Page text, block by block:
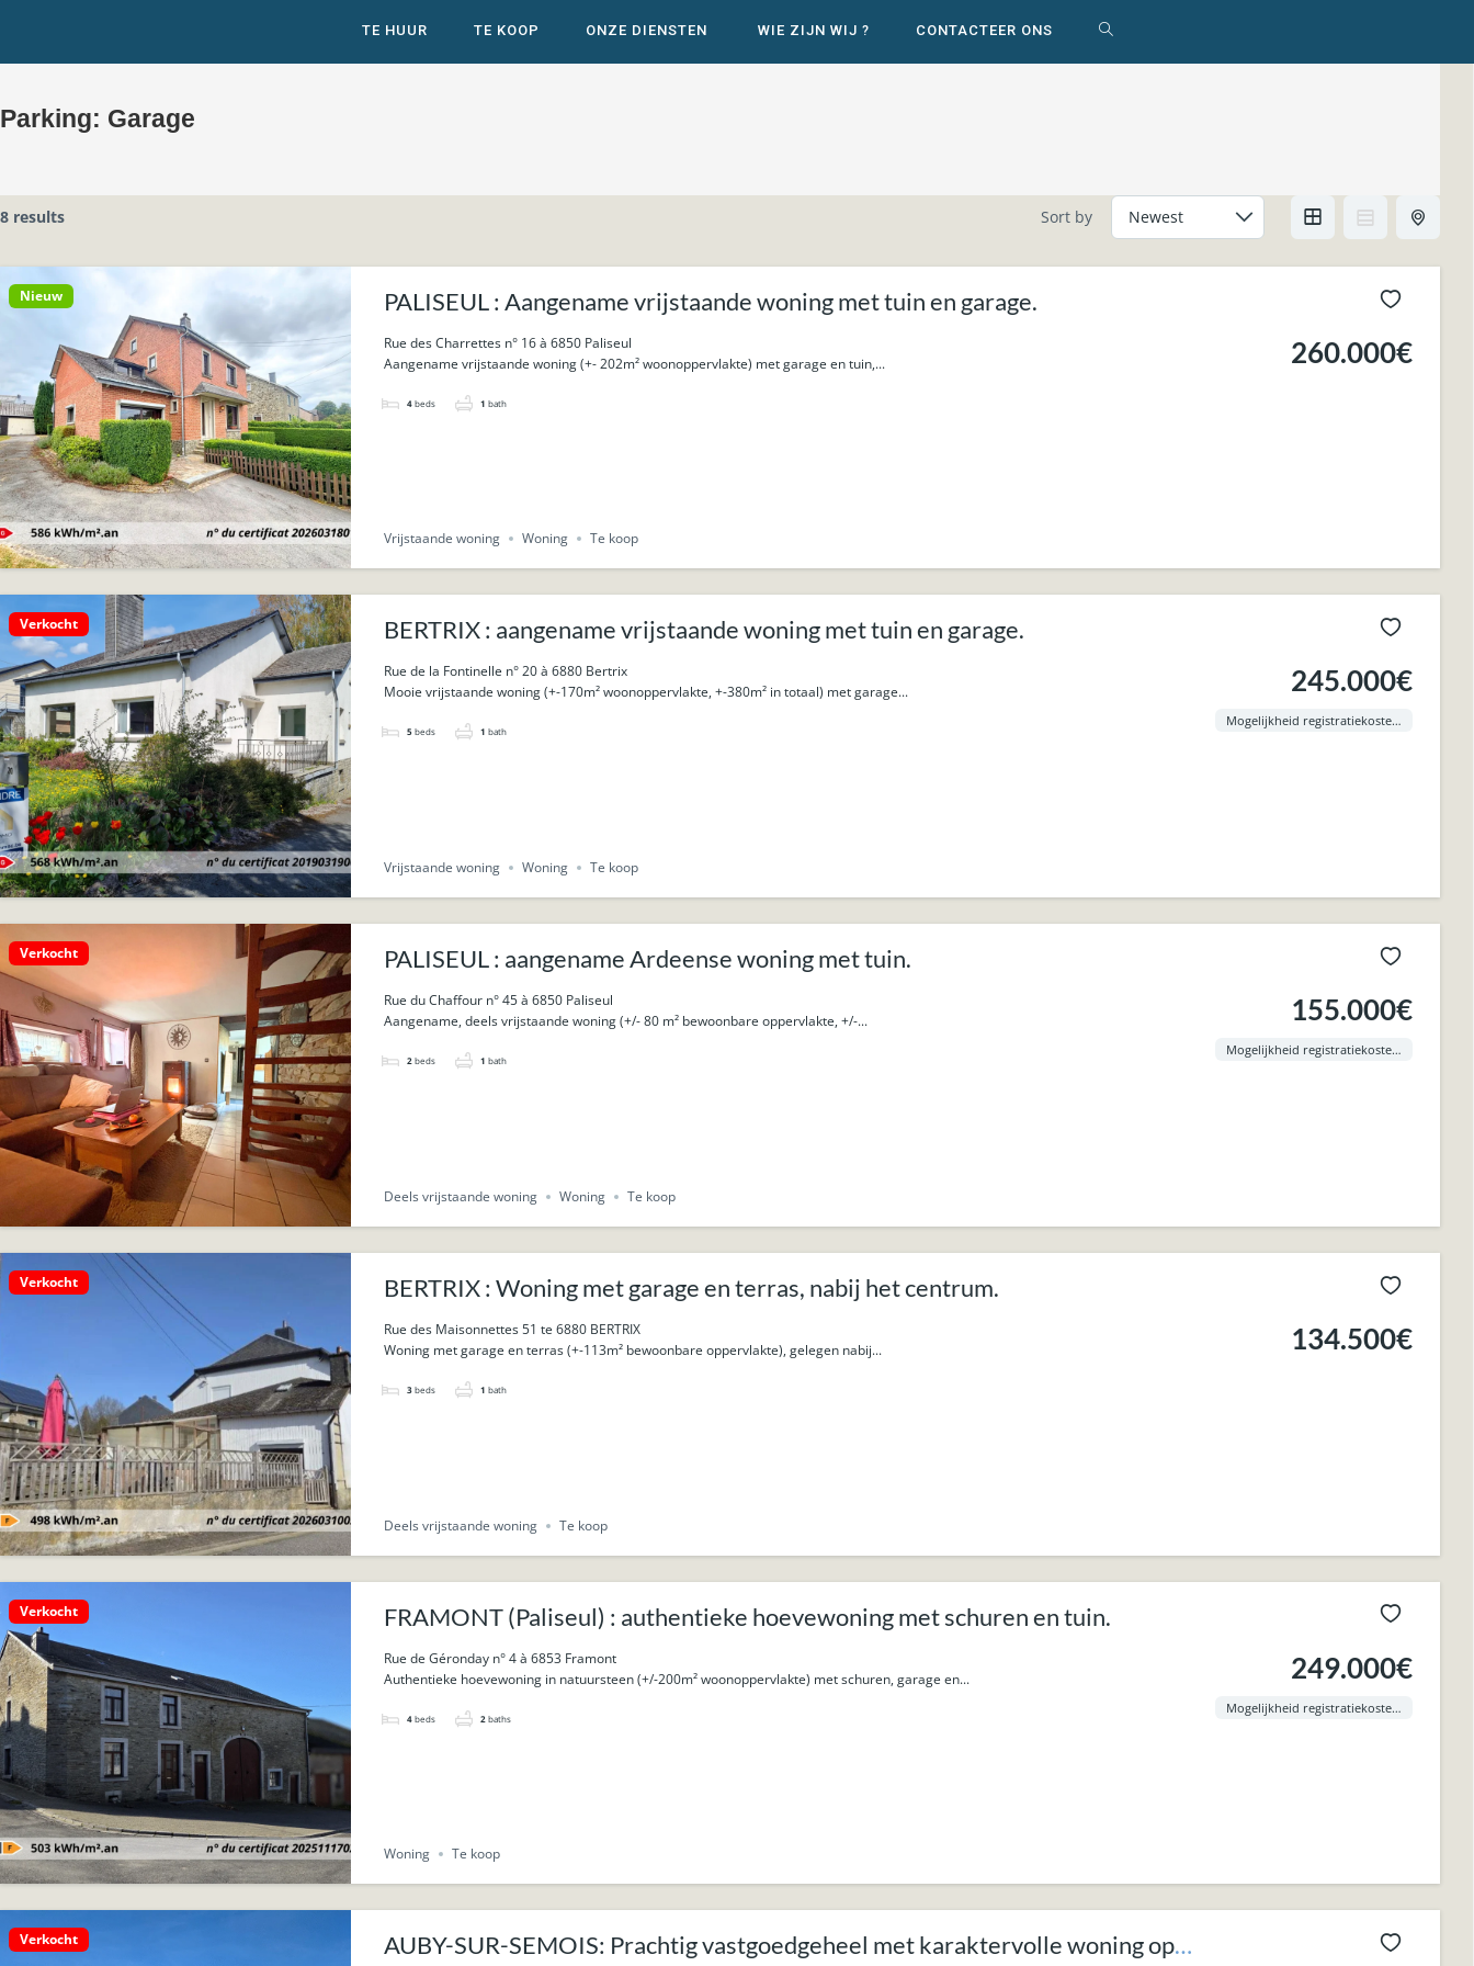
TE HUUR TE KOOP ONZE DIENSTEN WIE ZIJN WIJ ? CONTACTEER ONS WEBSITE
Parking: Garage
8 results Sort by
Nieuw PALISEUL : Aangename vrijstaande woning met tuin en garage.
Rue des Charrettes n° 16 à 6850 Paliseul
Aangename vrijstaande woning (+- 202m² woonoppervlakte) met garage en tuin,...
4 beds 1 bath
260.000€
Vrijstaande woning Woning Te koop
Verkocht BERTRIX : aangename vrijstaande woning met tuin en garage.
Rue de la Fontinelle n° 20 à 6880 Bertrix
Mooie vrijstaande woning (+-170m² woonoppervlakte, +-380m² in totaal) met garage...
5 beds 1 bath
245.000€
Mogelijkheid registratiekosten aan 3% !
Vrijstaande woning Woning Te koop
Verkocht PALISEUL : aangename Ardeense woning met tuin.
Rue du Chaffour n° 45 à 6850 Paliseul
Aangename, deels vrijstaande woning (+/- 80 m² bewoonbare oppervlakte, +/-...
2 beds 1 bath
155.000€
Mogelijkheid registratiekosten aan 3% !
Deels vrijstaande woning Woning Te koop
Verkocht BERTRIX : Woning met garage en terras, nabij het centrum.
Rue des Maisonnettes 51 te 6880 BERTRIX
Woning met garage en terras (+-113m² bewoonbare oppervlakte), gelegen nabij...
3 beds 1 bath
134.500€
Deels vrijstaande woning Te koop
Verkocht FRAMONT (Paliseul) : authentieke hoevewoning met schuren en tuin.
Rue de Géronday n° 4 à 6853 Framont
Authentieke hoevewoning in natuursteen (+/-200m² woonoppervlakte) met schuren, garage en...
4 beds 2 baths
249.000€
Mogelijkheid registratiekosten aan 3% !
Woning Te koop
Verkocht
AUBY-SUR-SEMOIS: Prachtig vastgoedgeheel met karaktervolle woning op